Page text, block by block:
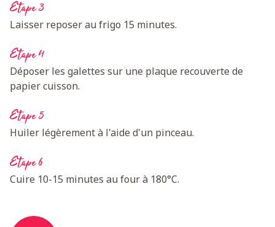
Etape 3
Laisser reposer au frigo 15 minutes.
Etape 4
Déposer les galettes sur une plaque recouverte de
papier cuisson.
Etape 5
Huiler légèrement à l'aide d'un pinceau.
Etape 6
Cuire 10-15 minutes au four à 180°C.